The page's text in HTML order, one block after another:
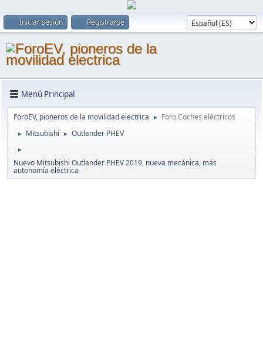
Iniciar sesión Registrarse
Menú Principal
ForoEV, pioneros de la movilidad electrica ► Foro Coches eléctricos
► Mitsubishi ► Outlander PHEV
►
Nuevo Mitsubishi Outlander PHEV 2019, nueva mecánica, más
autonomía eléctrica